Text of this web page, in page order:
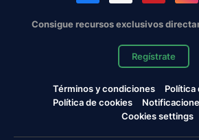
Consigue recursos exclusivos
Regístrate
Términos y condiciones
Política
Política de cookies
Cookies settings